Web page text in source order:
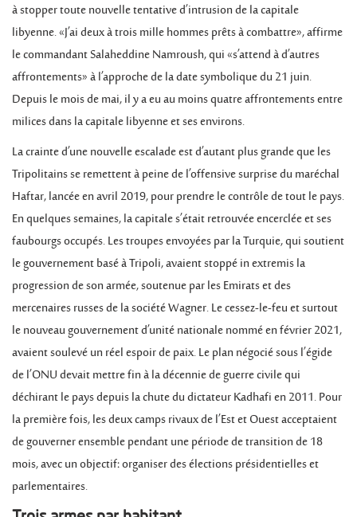
à stopper toute nouvelle tentative d’intrusion de la capitale
libyenne. «J’ai deux à trois mille hommes prêts à combattre», affirme
le commandant Salaheddine Namroush, qui «s’attend à d’autres
affrontements» à l’approche de la date symbolique du 21 juin.
Depuis le mois de mai, il y a eu au moins quatre affrontements entre
milices dans la capitale libyenne et ses environs.
La crainte d’une nouvelle escalade est d’autant plus grande que les
Tripolitains se remettent à peine de l’offensive surprise du maréchal
Haftar, lancée en avril 2019, pour prendre le contrôle de tout le pays.
En quelques semaines, la capitale s’était retrouvée encerclée et ses
faubourgs occupés. Les troupes envoyées par la Turquie, qui soutient
le gouvernement basé à Tripoli, avaient stoppé in extremis la
progression de son armée, soutenue par les Emirats et des
mercenaires russes de la société Wagner. Le cessez-le-feu et surtout
le nouveau gouvernement d’unité nationale nommé en février 2021,
avaient soulevé un réel espoir de paix. Le plan négocié sous l’égide
de l’ONU devait mettre fin à la décennie de guerre civile qui
déchirant le pays depuis la chute du dictateur Kadhafi en 2011. Pour
la première fois, les deux camps rivaux de l’Est et Ouest acceptaient
de gouverner ensemble pendant une période de transition de 18
mois, avec un objectif: organiser des élections présidentielles et
parlementaires.